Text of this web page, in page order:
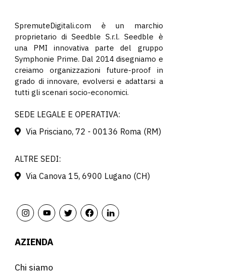
SpremuteDigitali.com è un marchio
proprietario di Seedble S.r.l. Seedble è
una PMI innovativa parte del gruppo
Symphonie Prime. Dal 2014 disegniamo e
creiamo organizzazioni future-proof in
grado di innovare, evolversi e adattarsi a
tutti gli scenari socio-economici.
SEDE LEGALE E OPERATIVA:
Via Prisciano, 72 - 00136 Roma (RM)
ALTRE SEDI:
Via Canova 15, 6900 Lugano (CH)
AZIENDA
Chi siamo